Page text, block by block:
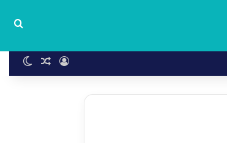
تسجيل الدخول
مقال